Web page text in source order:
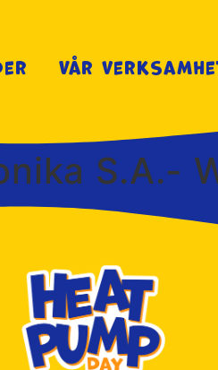
Vår
S.A.-